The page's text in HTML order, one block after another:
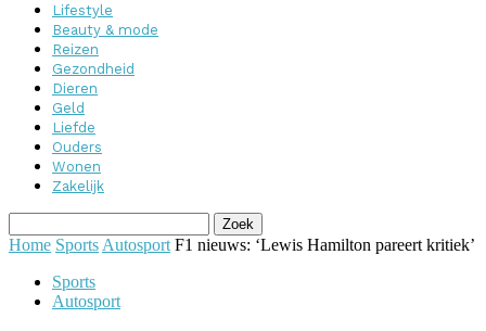
Lifestyle
Beauty & mode
Reizen
Gezondheid
Dieren
Geld
Liefde
Ouders
Wonen
Zakelijk
Home Sports Autosport F1 nieuws: ‘Lewis Hamilton pareert kritiek’
Sports
Autosport